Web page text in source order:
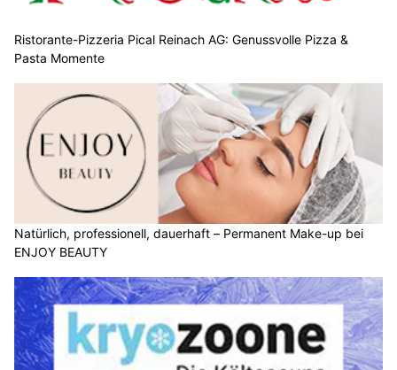
Ristorante-Pizzeria Pical Reinach AG: Genussvolle Pizza &
Pasta Momente
Natürlich, professionell, dauerhaft – Permanent Make-up bei
ENJOY BEAUTY